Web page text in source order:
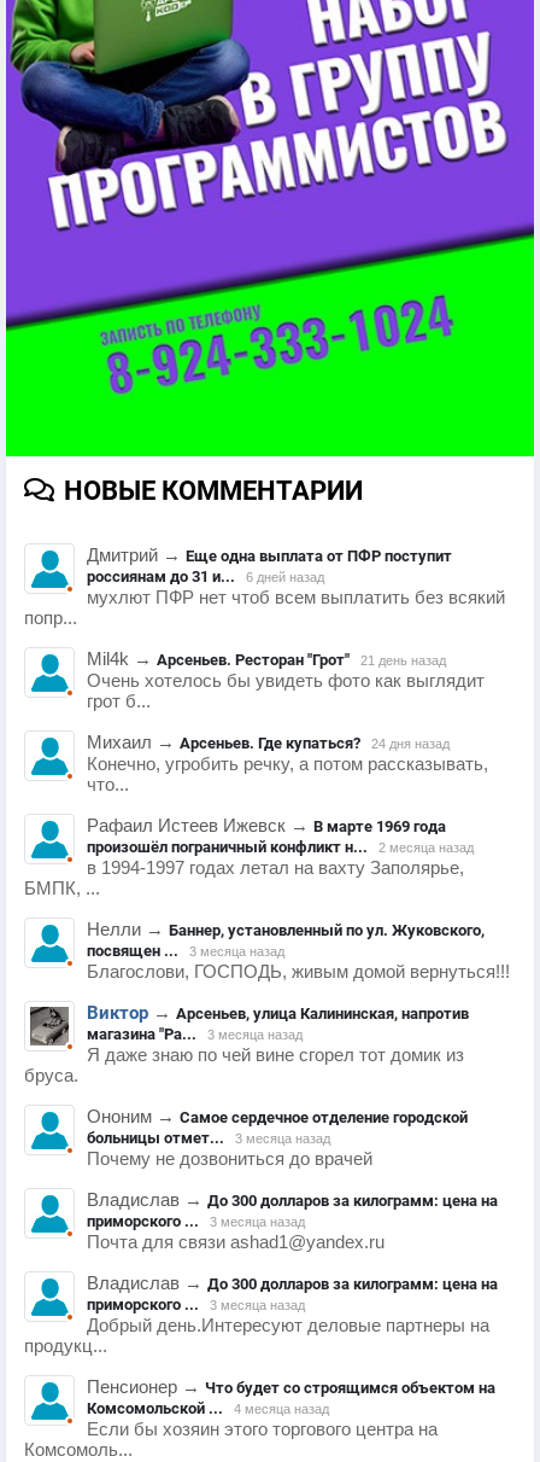
НОВЫЕ КОММЕНТАРИИ
Дмитрий → Еще одна выплата от ПФР поступит
россиянам до 31 и...
6 дней назад
мухлют ПФР нет чтоб всем выплатить без всякий
попр...
Mil4k → Арсеньев. Ресторан "Грот" 21 день назад
Очень хотелось бы увидеть фото как выглядит
грот б...
Михаил → Арсеньев. Где купаться? 24 дня назад
Конечно, угробить речку, а потом рассказывать,
что...
Рафаил Истеев Ижевск → В марте 1969 года
произошёл пограничный конфликт н...
2 месяца назад
в 1994-1997 годах летал на вахту Заполярье,
БМПК, ...
Нелли → Баннер, установленный по ул. Жуковского,
посвящен ...
3 месяца назад
Благослови, ГОСПОДЬ, живым домой вернуться!!!
Виктор → Арсеньев, улица Калининская, напротив
магазина "Ра...
3 месяца назад
Я даже знаю по чей вине сгорел тот домик из
бруса.
Ононим → Самое сердечное отделение городской
больницы отмет...
3 месяца назад
Почему не дозвониться до врачей
Владислав → До 300 долларов за килограмм: цена на
приморского ...
3 месяца назад
Почта для связи ashad1@yandex.ru
Владислав → До 300 долларов за килограмм: цена на
приморского ...
3 месяца назад
Добрый день.Интересуют деловые партнеры на
продукц...
Пенсионер → Что будет со строящимся объектом на
Комсомольской ...
4 месяца назад
Если бы хозяин этого торгового центра на
Комсомоль...